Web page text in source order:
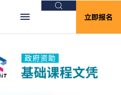
搜索
立即报名
页